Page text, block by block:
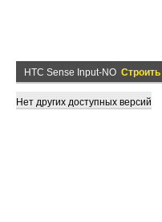
HTC Sense Input-NO Строить
Нет других доступных версий